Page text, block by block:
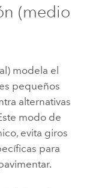
(medio
modela el
pequeños
alternativas
modo de
evita giros
para